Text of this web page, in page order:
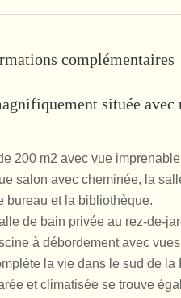
complémentaires
située avec
200 m2 avec vue
salon avec cheminée, la
bureau et la bibliothèque.
de bain privée au rez-de-
à débordement avec
la vie dans le sud de la
et climatisée se trouve